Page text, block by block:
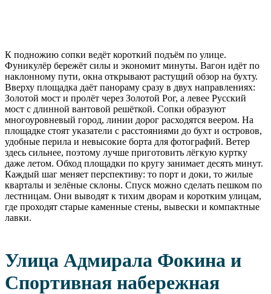
К подножию сопки ведёт короткий подъём по улице.
Фуникулёр бережёт силы и экономит минуты. Вагон идёт по
наклонному пути, окна открывают растущий обзор на бухту.
Вверху площадка даёт панораму сразу в двух направлениях:
Золотой мост и пролёт через Золотой Рог, а левее Русский
мост с длинной вантовой решёткой. Сопки образуют
многоуровневый город, линии дорог расходятся веером. На
площадке стоят указатели с расстояниями до бухт и островов,
удобные перила и невысокие борта для фотографий. Ветер
здесь сильнее, поэтому лучше приготовить лёгкую куртку
даже летом. Обход площадки по кругу занимает десять минут.
Каждый шаг меняет перспективу: то порт и доки, то жилые
кварталы и зелёные склоны. Спуск можно сделать пешком по
лестницам. Они выводят к тихим дворам и коротким улицам,
где проходят старые каменные стены, вывески и компактные
лавки.
Улица Адмирала Фокина и
Спортивная набережная